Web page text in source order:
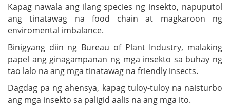
Kapag nawala ang ilang species ng insekto, napuputol
ang tinatawag na food chain at magkaroon ng
enviromental imbalance.
Binigyang diin ng Bureau of Plant Industry, malaking
papel ang ginagampanan ng mga insekto sa buhay ng
tao lalo na ang mga tinatawag na friendly insects.
Dagdag pa ng ahensya, kapag tuloy-tuloy na naisturbo
ang mga insekto sa paligid aalis na ang mga ito.